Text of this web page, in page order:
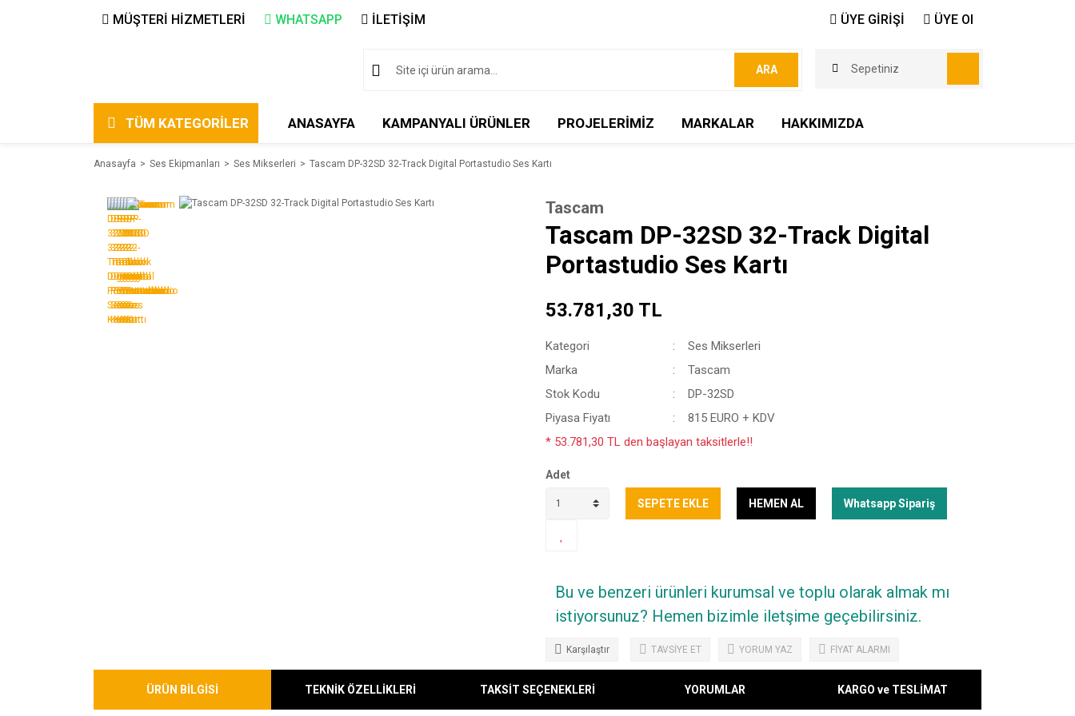
MÜŞTERİ HİZMETLERİ WHATSAPP İLETİŞİM ÜYE GİRİŞİ ÜYE Ol
ARA Sepetiniz
TÜM KATEGORİLER ANASAYFA KAMPANYALI ÜRÜNLER PROJELERİMİZ MARKALAR HAKKIMIZDA
Anasayfa Ses Ekipmanları Ses Mikserleri Tascam DP-32SD 32-Track Digital Portastudio Ses Kartı
Tascam
Tascam DP-32SD 32-Track Digital
Portastudio Ses Kartı
53.781,30 TL
Kategori
Ses Mikserleri
Marka
Tascam
Stok Kodu
DP-32SD
Piyasa Fiyatı
815 EURO + KDV
* 53.781,30 TL den başlayan taksitlerle!!
Adet
SEPETE EKLE HEMEN AL Whatsapp Sipariş
Bu ve benzeri ürünleri kurumsal ve toplu olarak almak mı
istiyorsunuz? Hemen bizimle iletşime geçebilirsiniz.
Karşılaştır TAVSİYE ET YORUM YAZ FİYAT ALARMI
ÜRÜN BİLGİSİ TEKNİK ÖZELLİKLERİ TAKSİT SEÇENEKLERİ YORUMLAR KARGO ve TESLİMAT